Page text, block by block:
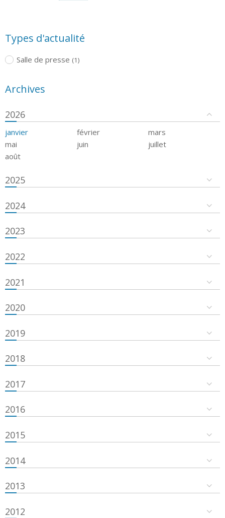
Types d'actualité
Salle de presse (1)
Archives
2026
janvier février
mars
mai
juin
juillet
août
2025
2024
2023
2022
2021
2020
2019
2018
2017
2016
2015
2014
2013
2012